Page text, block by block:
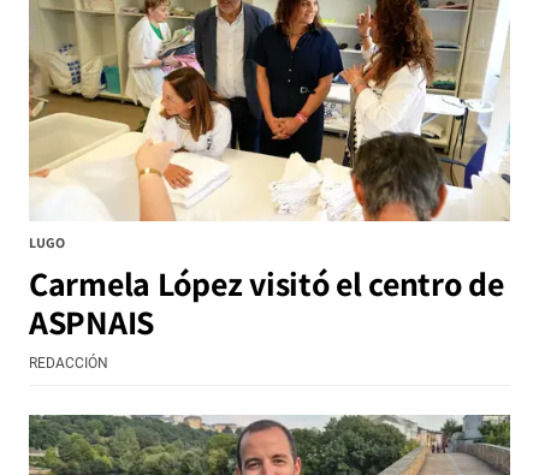
LUGO
Carmela López visitó el centro de
ASPNAIS
REDACCIÓN